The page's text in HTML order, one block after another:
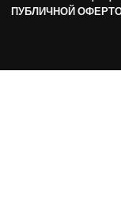
ПУБЛИЧНОЙ